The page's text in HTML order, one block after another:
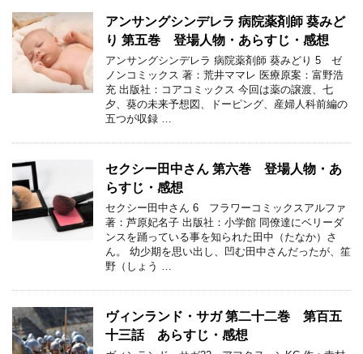
アンサングシンデレラ 病院薬剤師 葵みど
り 第五巻 登場人物・あらすじ・感想
アンサングシンデレラ 病院薬剤師 葵みどり 5 ゼ
ノンコミックス 著：荒井ママレ 医療原案：富野浩
充 出版社：コアコミックス 今回は薬の譲渡、七
夕、葵の未来予想図、ドーピング、産婦人科前編の
五つが収録 …
セクシー田中さん 第六巻 登場人物・あ
らすじ・感想
セクシー田中さん 6 フラワーコミックスアルファ
著：芦原妃名子 出版社：小学館 同僚達にベリーダ
ンスを踊っている事を知られた田中（たなか）さ
ん。 幼少期を思い出し、凹む田中さんだったが、笙
野（しょう …
ヴィンランド・サガ 第二十二巻 第百五
十三話 あらすじ・感想